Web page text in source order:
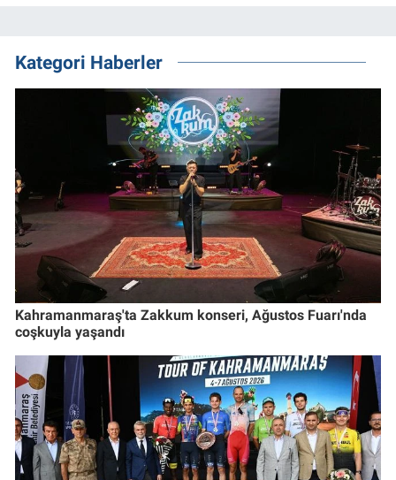
Kategori Haberler
Kahramanmaraş'ta Zakkum konseri, Ağustos Fuarı'nda
coşkuyla yaşandı